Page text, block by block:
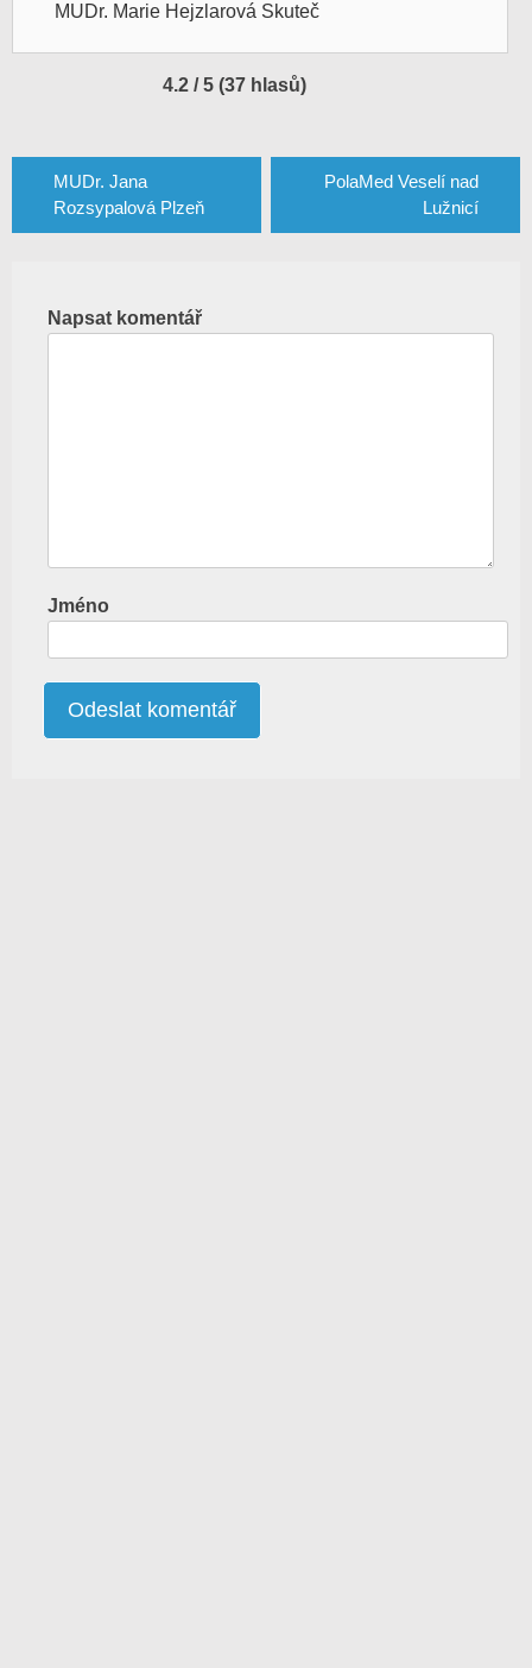
MUDr. Marie Hejzlarová Skuteč
4.2 / 5 (37 hlasů)
příspěvek
MUDr. Jana
Rozsypalová Plzeň
PolaMed Veselí nad
Lužnicí
Napsat komentář
Jméno